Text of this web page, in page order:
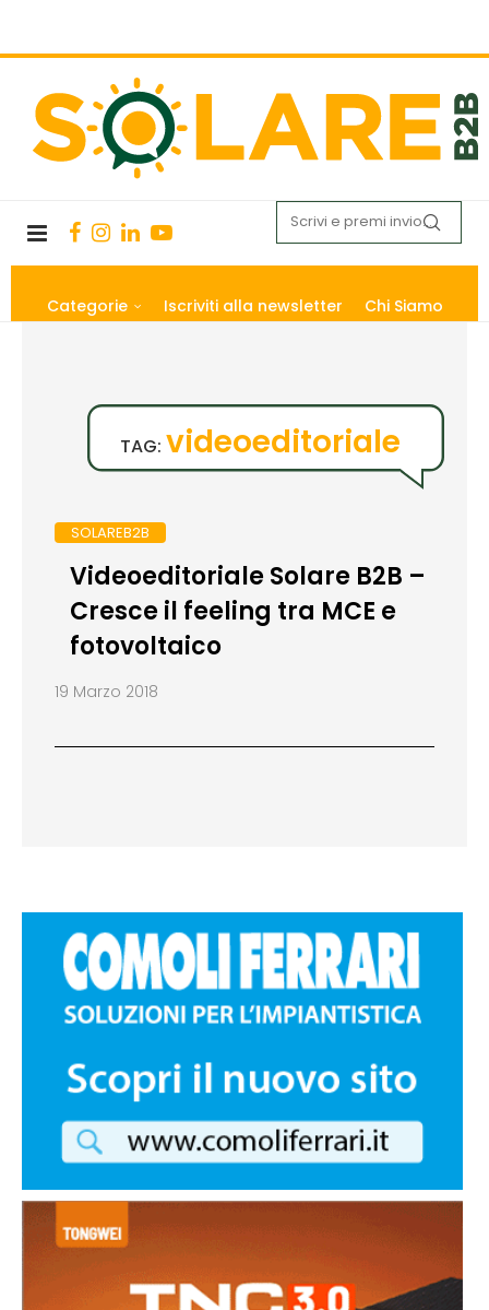
Categorie Iscriviti alla newsletter Chi Siamo
TAG: videoeditoriale
SOLAREB2B
Videoeditoriale Solare B2B –
Cresce il feeling tra MCE e
fotovoltaico
19 Marzo 2018